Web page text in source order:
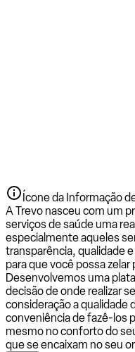
Ícone da Informação
A Trevo nasceu com um
serviços de saúde uma
especialmente aqueles
transparência, qualidade
para que você possa zelar
Desenvolvemos uma
decisão de onde realizar
consideração a qualidade
conveniência de fazê-los
mesmo no conforto do
que se encaixam no seu